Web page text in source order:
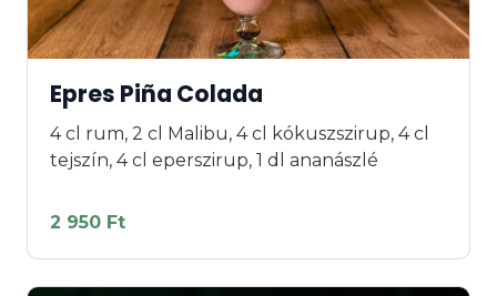
Epres Piña Colada
4 cl rum, 2 cl Malibu, 4 cl kókuszszirup, 4 cl
tejszín, 4 cl eperszirup, 1 dl ananászlé
2 950 Ft